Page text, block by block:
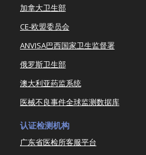
加拿大卫生部
CE-欧盟委员会
ANVISA巴西国家卫生监督署
俄罗斯卫生部
澳大利亚药监系统
医械不良事件全球监测数据库
认证检测机构
广东省医检所客服平台